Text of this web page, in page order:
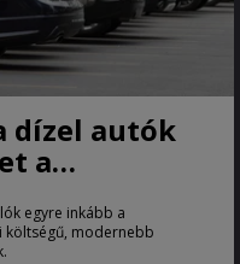
dízel autók
a
egyre inkább a
költségű, modernebb